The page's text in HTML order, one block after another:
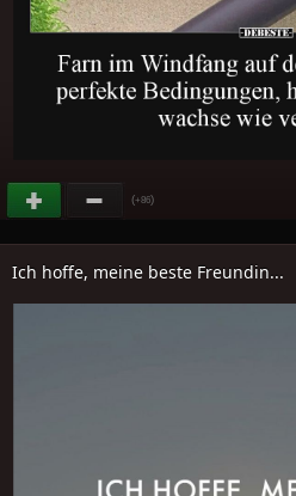
(+86)
Ich hoffe, meine beste Freundin...